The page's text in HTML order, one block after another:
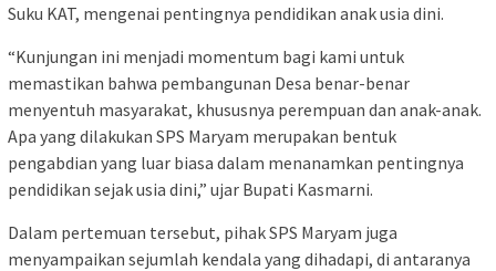
Suku KAT, mengenai pentingnya pendidikan anak usia dini.
“Kunjungan ini menjadi momentum bagi kami untuk
memastikan bahwa pembangunan Desa benar-benar
menyentuh masyarakat, khususnya perempuan dan anak-anak.
Apa yang dilakukan SPS Maryam merupakan bentuk
pengabdian yang luar biasa dalam menanamkan pentingnya
pendidikan sejak usia dini,” ujar Bupati Kasmarni.
Dalam pertemuan tersebut, pihak SPS Maryam juga
menyampaikan sejumlah kendala yang dihadapi, di antaranya